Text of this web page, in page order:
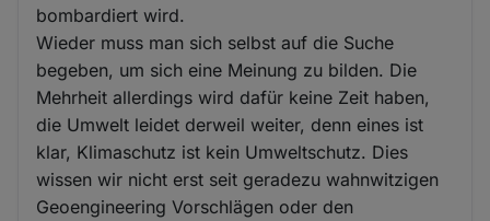
bombardiert wird.
Wieder muss man sich selbst auf die Suche
begeben, um sich eine Meinung zu bilden. Die
Mehrheit allerdings wird dafür keine Zeit haben,
die Umwelt leidet derweil weiter, denn eines ist
klar, Klimaschutz ist kein Umweltschutz. Dies
wissen wir nicht erst seit geradezu wahnwitzigen
Geoengineering Vorschlägen oder den